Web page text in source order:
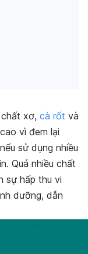
chất xơ, cà rốt và
vì đem lại
sử dụng nhiều
Quá nhiều chất
sự hấp thu vi
dưỡng, dẫn